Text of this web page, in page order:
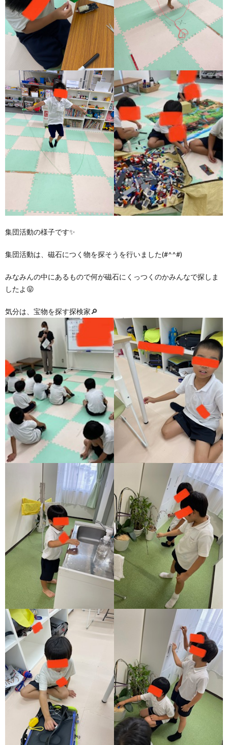
集団活動の様子です✨
集団活動は、磁石につく物を探そうを行いました(#^^#)
みなみんの中にあるもので何が磁石にくっつくのかみんなで探しま
したよ😝
気分は、宝物を探す探検家🔎